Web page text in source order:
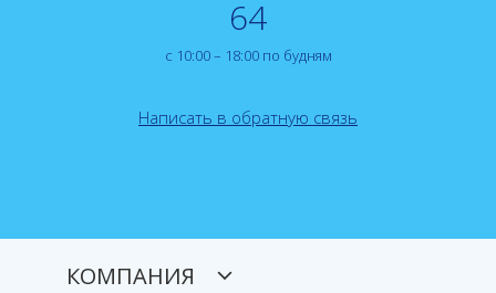
64
с 10:00 – 18:00 по будням
Написать в обратную связь
КОМПАНИЯ